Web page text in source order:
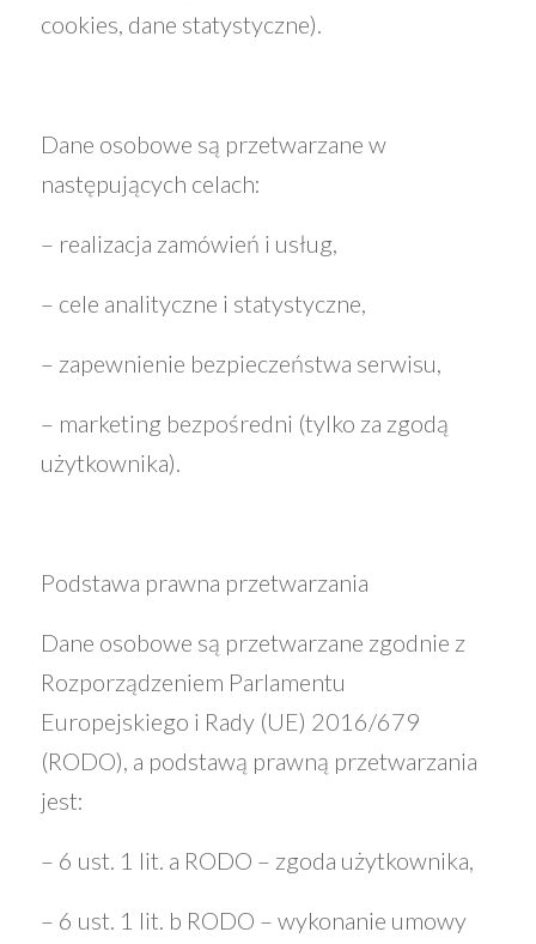
cookies, dane statystyczne).
Dane osobowe są przetwarzane w
następujących celach:
– realizacja zamówień i usług,
– cele analityczne i statystyczne,
– zapewnienie bezpieczeństwa serwisu,
– marketing bezpośredni (tylko za zgodą
użytkownika).
Podstawa prawna przetwarzania
Dane osobowe są przetwarzane zgodnie z
Rozporządzeniem Parlamentu
Europejskiego i Rady (UE) 2016/679
(RODO), a podstawą prawną przetwarzania
jest:
– 6 ust. 1 lit. a RODO – zgoda użytkownika,
– 6 ust. 1 lit. b RODO – wykonanie umowy